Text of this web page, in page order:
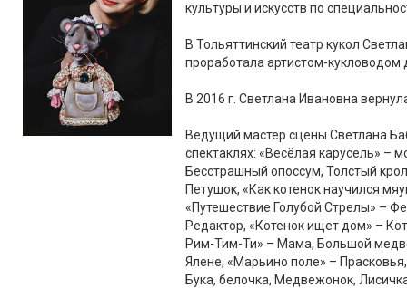
культуры и искусств по
В Тольяттинский театр кукол
проработала артистом-кукловодом
В 2016 г. Светлана Ивановна
Ведущий мастер сцены Светлана
спектаклях: «Весёлая карусель» –
Бесстрашный опоссум, Толстый
Петушок, «Как котенок научился
«Путешествие Голубой Стрелы» –
Редактор, «Котенок ищет дом» –
Рим-Тим-Ти» – Мама, Большой
Ялене, «Марьино поле» –
Бука, белочка, Медвежонок,